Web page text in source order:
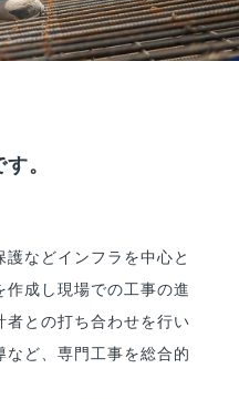
。
などインフラを中心と
作成し現場での工事の進
者との打ち合わせを行い
など、専門工事を総合的